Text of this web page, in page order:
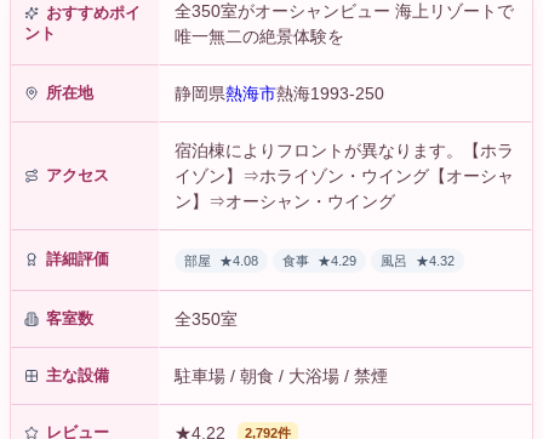
おすすめポイ
ント
全350室がオーシャンビュー 海上リゾートで
唯一無二の絶景体験を
所在地 静岡県熱海市熱海1993-250
アクセス
宿泊棟によりフロントが異なります。【ホラ
イゾン】⇒ホライゾン・ウイング【オーシャ
ン】⇒オーシャン・ウイング
詳細評価 部屋 ★4.08 食事 ★4.29 風呂 ★4.32
客室数 全350室
主な設備 駐車場 / 朝食 / 大浴場 / 禁煙
レビュー ★4.22 2,792件